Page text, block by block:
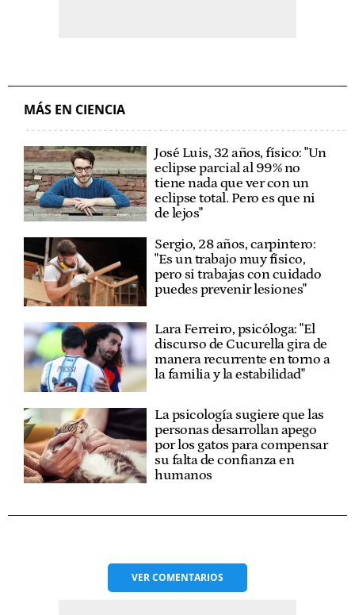
MÁS EN CIENCIA
José Luis, 32 años, físico: "Un
eclipse parcial al 99% no
tiene nada que ver con un
eclipse total. Pero es que ni
de lejos"
Sergio, 28 años, carpintero:
"Es un trabajo muy físico,
pero si trabajas con cuidado
puedes prevenir lesiones"
Lara Ferreiro, psicóloga: "El
discurso de Cucurella gira de
manera recurrente en torno a
la familia y la estabilidad"
La psicología sugiere que las
personas desarrollan apego
por los gatos para compensar
su falta de confianza en
humanos
VERCOMENTARIOS